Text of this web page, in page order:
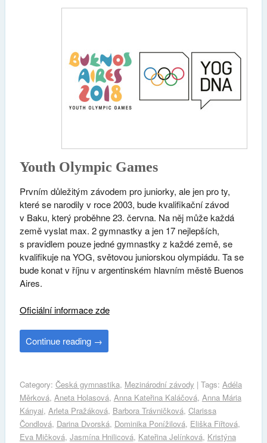
Youth Olympic Games
Prvním důležitým závodem pro juniorky, ale jen pro ty,
které se narodily v roce 2003, bude kvalifikační závod
v Baku, který proběhne 23. června. Na něj může každá
země vyslat max. 2 gymnastky a jen 17 nejlepších,
s pravidlem pouze jedné gymnastky z každé země, se
kvalifikuje na YOG, světovou juniorskou olympiádu. Ta se
bude konat v říjnu v argentinském hlavním městě Buenos
Aires.
Oficiální informace zde
Continue reading →
Category: Česká gymnastika, Mezinárodní závody | Tags: Adéla
Měrková, Aneta Holasová, Anna Kateřina Kaláčová, Anna Mária
Kányai, Arleta Pražáková, Barbora Trávničková, Clarissa
Čondlová, Darina Dvorská, Dominika Ponížilová, Eliška Fiřtová,
Eva Mičková, Jasmína Hnilicová, Kateřina Jelínková, Kristýna